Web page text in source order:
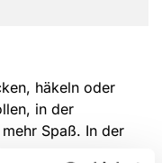
häkeln oder
in der
Spaß. In der